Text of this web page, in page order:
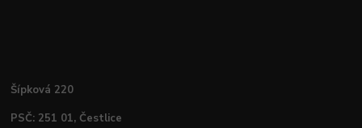
Šípková 220
PSČ: 251 01, Čestlice